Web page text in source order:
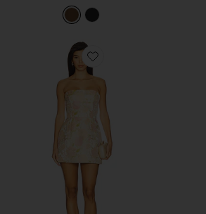
Favorite VALERIE 미니 원피스